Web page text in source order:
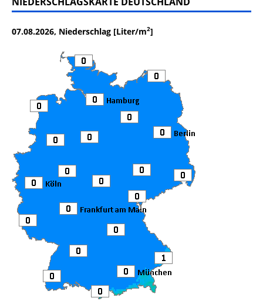
07.08.2026, Niederschlag [Liter/m2]